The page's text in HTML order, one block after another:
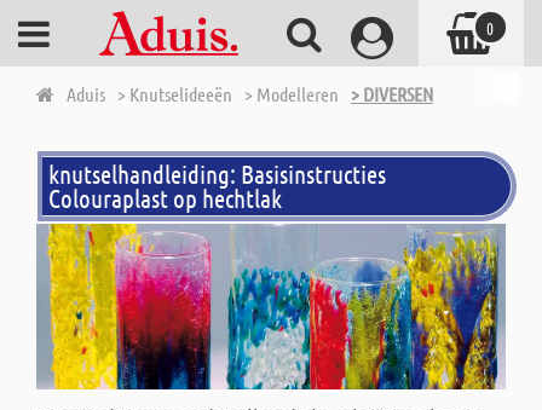
Aduis > Knutselideeën > Modelleren > DIVERSEN
knutselhandleiding: Basisinstructies
Colouraplast op hechtlak
0